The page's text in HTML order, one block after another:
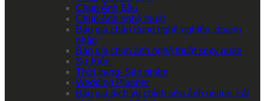
Chụp Ảnh Bầu
Chụp Ảnh nghệ thuật
Báo giá chân dung nghề nghiệp, doanh
nhân
Báo giá chụp ảnh nghệ thuật sexy nude
Sự Kiện
Thời trang- Sản phẩm
Wedding Planner
Báo giá dịch vụ chỉnh sửa ảnh online, cắt